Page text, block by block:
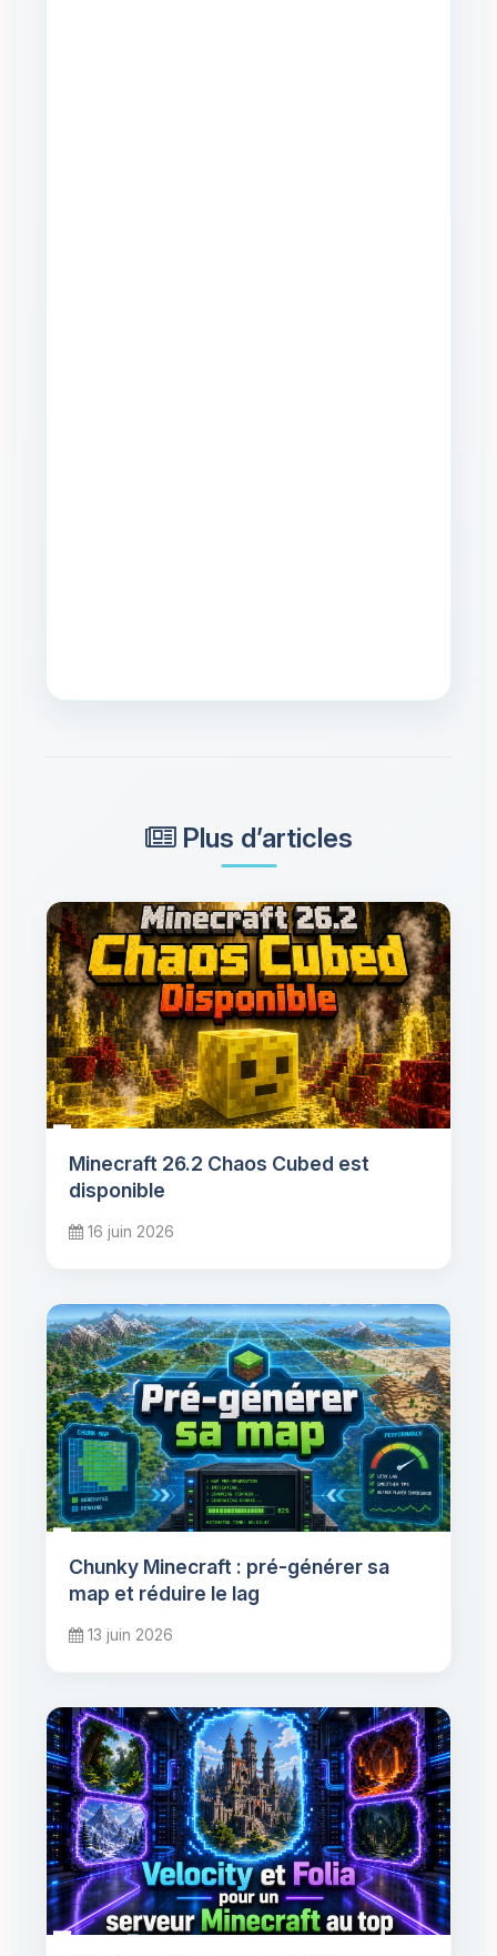
Plus d’articles
Minecraft 26.2 Chaos Cubed est
disponible
16 juin 2026
Chunky Minecraft : pré-générer sa
map et réduire le lag
13 juin 2026